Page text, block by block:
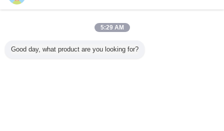
더 많은 것
5:29 AM
Good day, what product are you looking for?